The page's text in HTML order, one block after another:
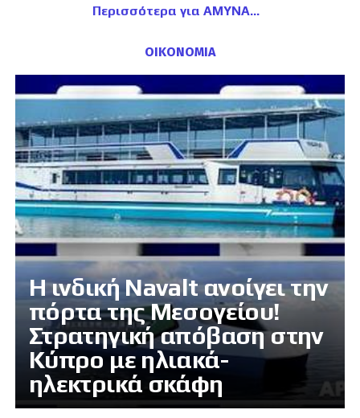
Περισσότερα για ΑΜΥΝΑ
ΟΙΚΟΝΟΜΙΑ
Η ινδική Navalt ανοίγει την
πόρτα της Μεσογείου!
Στρατηγική απόβαση στην
Κύπρο με ηλιακά-
ηλεκτρικά σκάφη